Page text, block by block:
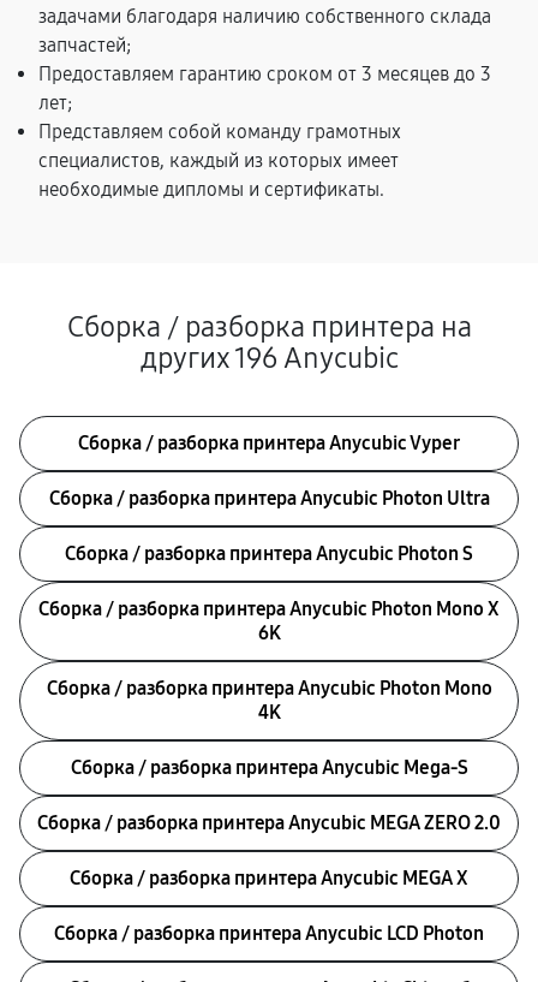
задачами благодаря наличию собственного склада
запчастей;
Предоставляем гарантию сроком от 3 месяцев до 3
лет;
Представляем собой команду грамотных
специалистов, каждый из которых имеет
необходимые дипломы и сертификаты.
Сборка / разборка принтера на
других 196 Anycubic
Сборка / разборка принтера Anycubic Vyper
Сборка / разборка принтера Anycubic Photon Ultra
Сборка / разборка принтера Anycubic Photon S
Сборка / разборка принтера Anycubic Photon Mono X
6K
Сборка / разборка принтера Anycubic Photon Mono
4K
Сборка / разборка принтера Anycubic Mega-S
Сборка / разборка принтера Anycubic MEGA ZERO 2.0
Сборка / разборка принтера Anycubic MEGA X
Сборка / разборка принтера Anycubic LCD Photon